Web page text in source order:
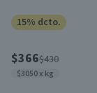
15% dcto.
$366$430
$3050 x kg